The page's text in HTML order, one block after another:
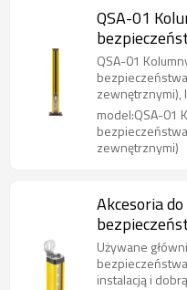
QSA-01
QSA-01
zewnętrznymi),
dostępu i
model:QSA-01
zewnętrznymi)
Akcesoria
uchwytów
Używane
instalacją i